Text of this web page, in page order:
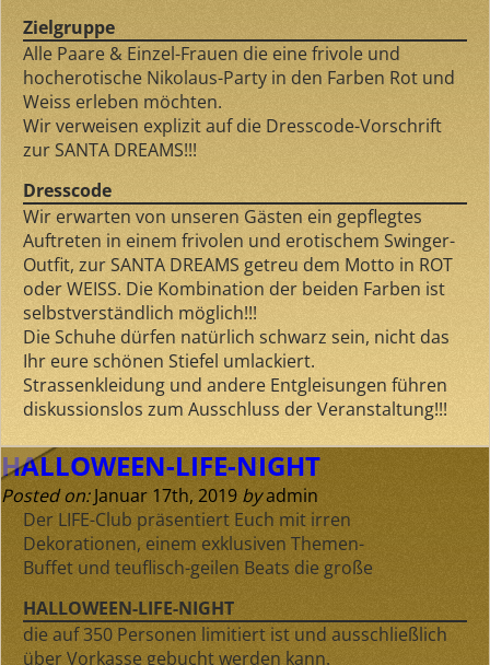
Zielgruppe
Alle Paare & Einzel-Frauen die eine frivole und
hocherotische Nikolaus-Party in den Farben Rot und
Weiss erleben möchten.
Wir verweisen explizit auf die Dresscode-Vorschrift
zur SANTA DREAMS!!!
Dresscode
Wir erwarten von unseren Gästen ein gepflegtes
Auftreten in einem frivolen und erotischem Swinger-
Outfit, zur SANTA DREAMS getreu dem Motto in ROT
oder WEISS. Die Kombination der beiden Farben ist
selbstverständlich möglich!!!
Die Schuhe dürfen natürlich schwarz sein, nicht das
Ihr eure schönen Stiefel umlackiert.
Strassenkleidung und andere Entgleisungen führen
diskussionslos zum Ausschluss der Veranstaltung!!!
HALLOWEEN-LIFE-NIGHT
Posted on:Januar 17th, 2019 byadmin
Der LIFE-Club präsentiert Euch mit irren
Dekorationen, einem exklusiven Themen-
Buffet und teuflisch-geilen Beats die große
HALLOWEEN-LIFE-NIGHT
die auf350 Personen limitiert ist und ausschließlich
über Vorkasse gebucht werden kann.